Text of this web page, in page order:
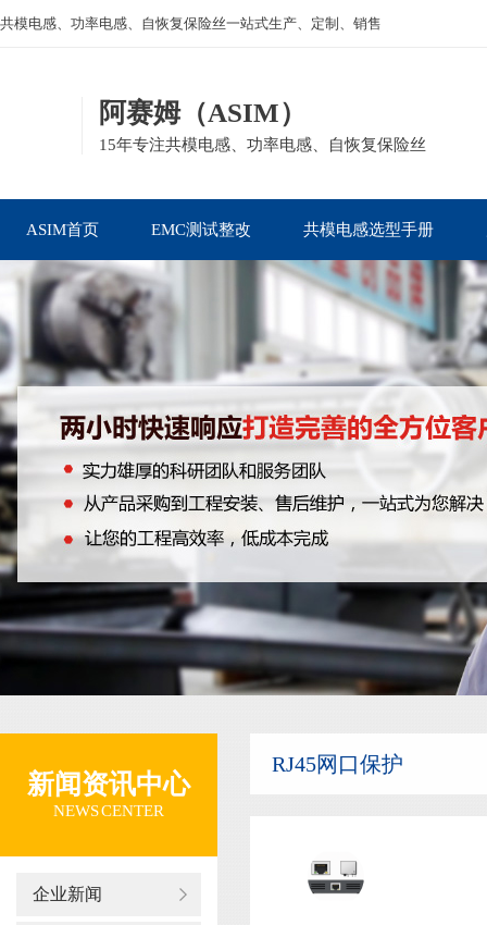
共模电感、功率电感、自恢复保险丝一站式生产、定制、销售
阿赛姆（ASIM）
15年专注共模电感、功率电感、自恢复保险丝
ASIM首页 EMC测试整改 共模电感选型手册
新闻资讯中心
NEWS CENTER
企业新闻
RJ45网口保护